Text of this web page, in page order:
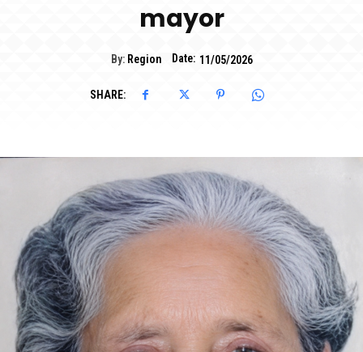
mayor
By: Region Date: 11/05/2026
SHARE: